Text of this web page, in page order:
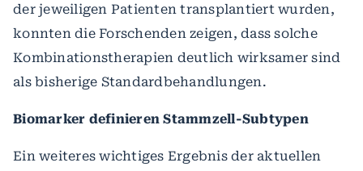
der jeweiligen Patienten transplantiert wurden,
konnten die Forschenden zeigen, dass solche
Kombinationstherapien deutlich wirksamer sind
als bisherige Standardbehandlungen.
Biomarker definieren Stammzell-Subtypen
Ein weiteres wichtiges Ergebnis der aktuellen